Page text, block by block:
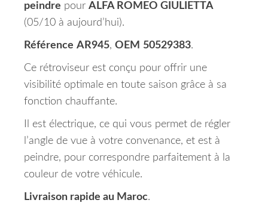
peindre pour ALFA ROMEO GIULIETTA
(05/10 à aujourd’hui).
Référence AR945, OEM 50529383.
Ce rétroviseur est conçu pour offrir une
visibilité optimale en toute saison grâce à sa
fonction chauffante.
Il est électrique, ce qui vous permet de régler
l’angle de vue à votre convenance, et est à
peindre, pour correspondre parfaitement à la
couleur de votre véhicule.
Livraison rapide au Maroc.